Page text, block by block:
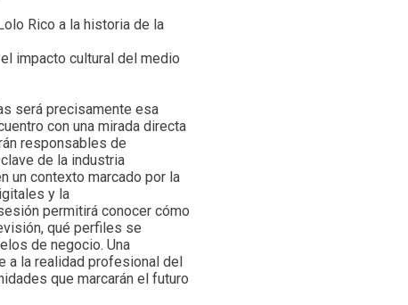
Rico a la historia de la
impacto cultural del medio
será precisamente esa
con una mirada directa
responsables de
de la industria
un contexto marcado por la
y la
permitirá conocer cómo
qué perfiles se
de negocio. Una
a la realidad profesional del
que marcarán el futuro